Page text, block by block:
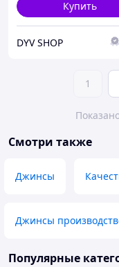
Купить
DYV SHOP
1
Смотри также
Джинсы
Джинсы
Популярные